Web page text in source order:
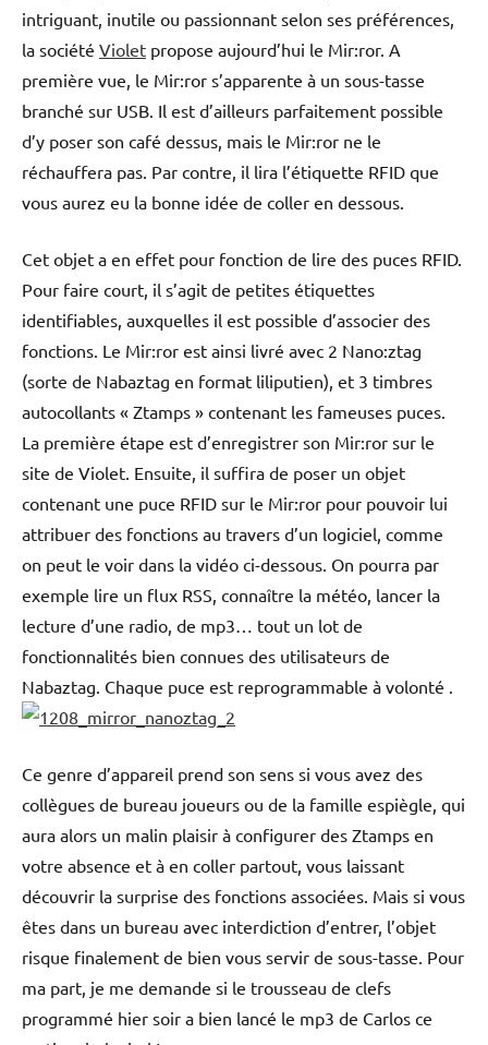
intriguant, inutile ou passionnant selon ses préférences,
la société Violet propose aujourd’hui le Mir:ror. A
première vue, le Mir:ror s’apparente à un sous-tasse
branché sur USB. Il est d’ailleurs parfaitement possible
d’y poser son café dessus, mais le Mir:ror ne le
réchauffera pas. Par contre, il lira l’étiquette RFID que
vous aurez eu la bonne idée de coller en dessous.
Cet objet a en effet pour fonction de lire des puces RFID.
Pour faire court, il s’agit de petites étiquettes
identifiables, auxquelles il est possible d’associer des
fonctions. Le Mir:ror est ainsi livré avec 2 Nano:ztag
(sorte de Nabaztag en format liliputien), et 3 timbres
autocollants « Ztamps » contenant les fameuses puces.
La première étape est d’enregistrer son Mir:ror sur le
site de Violet. Ensuite, il suffira de poser un objet
contenant une puce RFID sur le Mir:ror pour pouvoir lui
attribuer des fonctions au travers d’un logiciel, comme
on peut le voir dans la vidéo ci-dessous. On pourra par
exemple lire un flux RSS, connaître la météo, lancer la
lecture d’une radio, de mp3… tout un lot de
fonctionnalités bien connues des utilisateurs de
Nabaztag. Chaque puce est reprogrammable à volonté .
Ce genre d’appareil prend son sens si vous avez des
collègues de bureau joueurs ou de la famille espiègle, qui
aura alors un malin plaisir à configurer des Ztamps en
votre absence et à en coller partout, vous laissant
découvrir la surprise des fonctions associées. Mais si vous
êtes dans un bureau avec interdiction d’entrer, l’objet
risque finalement de bien vous servir de sous-tasse. Pour
ma part, je me demande si le trousseau de clefs
programmé hier soir a bien lancé le mp3 de Carlos ce